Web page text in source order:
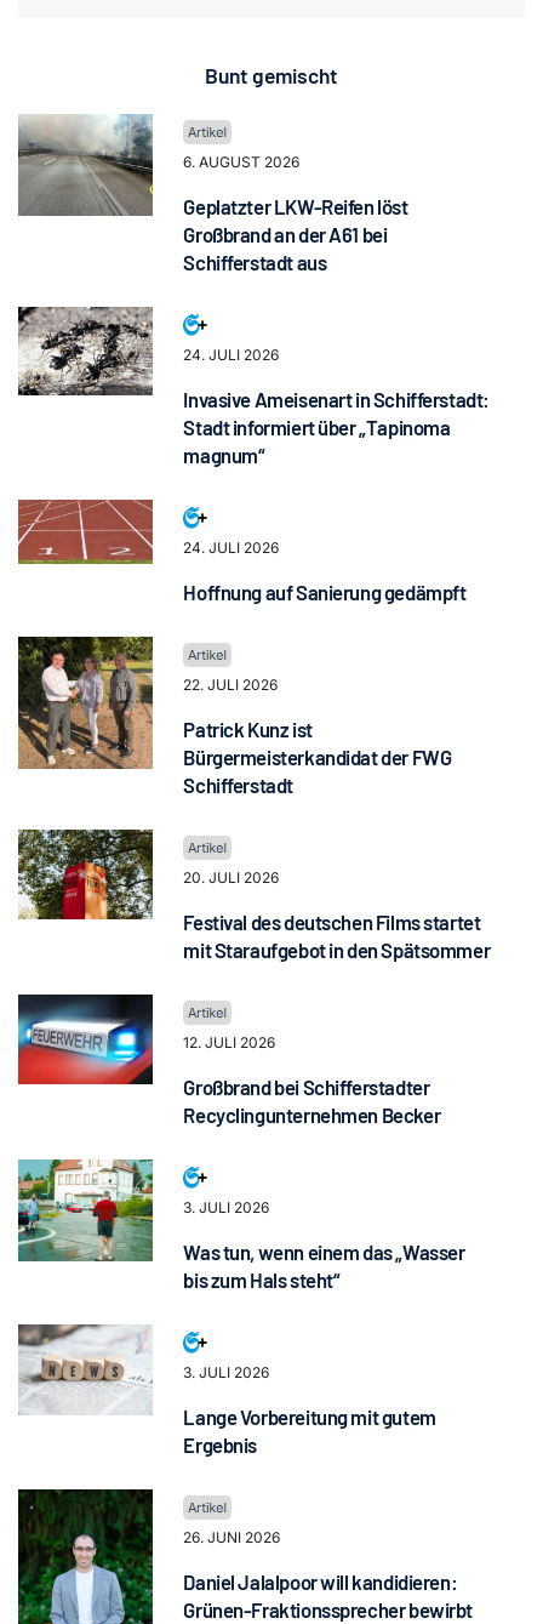
Bunt gemischt
6. AUGUST 2026
Geplatzter LKW-Reifen löst
Großbrand an der A61 bei
Schifferstadt aus
24. JULI 2026
Invasive Ameisenart in Schifferstadt:
Stadt informiert über „Tapinoma
magnum“
24. JULI 2026
Hoffnung auf Sanierung gedämpft
22. JULI 2026
Patrick Kunz ist
Bürgermeisterkandidat der FWG
Schifferstadt
20. JULI 2026
Festival des deutschen Films startet
mit Staraufgebot in den Spätsommer
12. JULI 2026
Großbrand bei Schifferstadter
Recyclingunternehmen Becker
3. JULI 2026
Was tun, wenn einem das „Wasser
bis zum Hals steht“
3. JULI 2026
Lange Vorbereitung mit gutem
Ergebnis
26. JUNI 2026
Daniel Jalalpoor will kandidieren:
Grünen-Fraktionssprecher bewirbt